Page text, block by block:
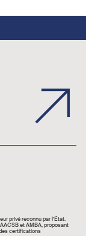
privé reconnu par l’État.
et AMBA, proposant
certifications